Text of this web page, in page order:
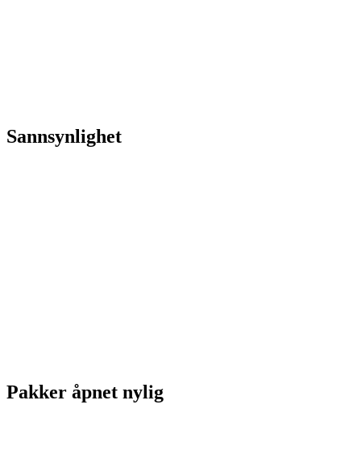
Sannsynlighet
Pakker åpnet nylig